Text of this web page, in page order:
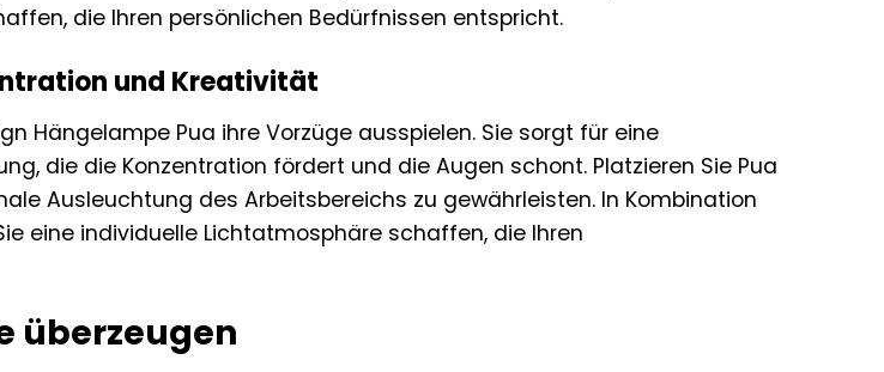
die Ihren persönlichen Bedürfnissen entspricht.
und Kreativität
Hängelampe Pua ihre Vorzüge ausspielen. Sie sorgt für eine
die die Konzentration fördert und die Augen schont. Platzieren Sie Pua
Ausleuchtung des Arbeitsbereichs zu gewährleisten. In Kombination
eine individuelle Lichtatmosphäre schaffen, die Ihren
überzeugen